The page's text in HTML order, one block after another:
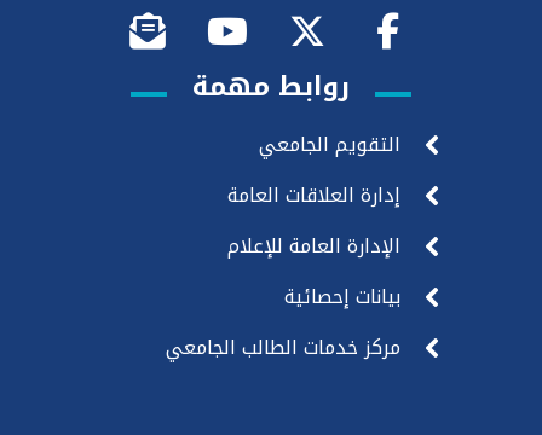
روابط مهمة
التقويم الجامعي
إدارة العلاقات العامة
الإدارة العامة للإعلام
بيانات إحصائية
مركز خدمات الطالب الجامعي